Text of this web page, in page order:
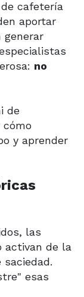
cafetería
aportar
generar
no
de
y aprender
las
activan de la
esas